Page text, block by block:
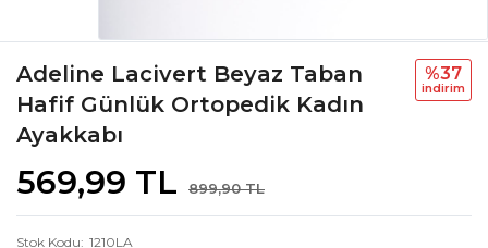
Adeline Lacivert Beyaz Taban
Hafif Günlük Ortopedik Kadın
Ayakkabı
569,99 TL 899,90 TL
%37
i̇ndi̇ri̇m
Stok Kodu 1210LA